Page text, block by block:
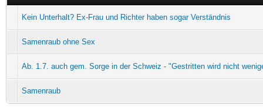
Kein Unterhalt? Ex-Frau und Richter haben sogar Verständnis
Samenraub ohne Sex
Ab. 1.7. auch gem. Sorge in der Schweiz - "Gestritten wird nicht
Samenraub